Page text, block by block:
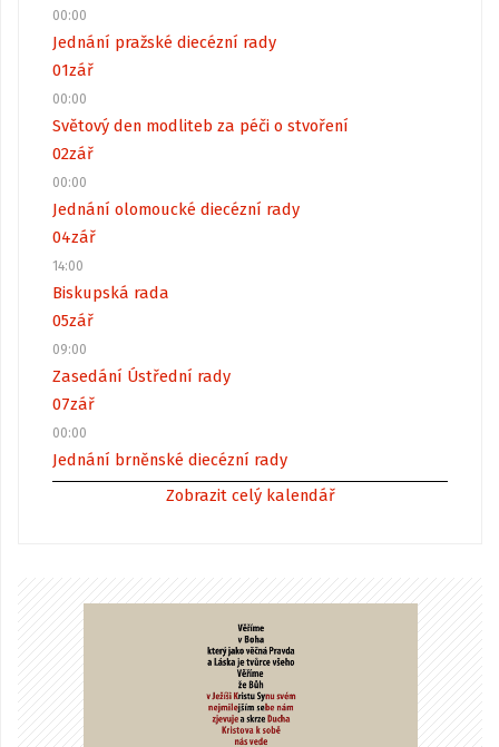
00:00
Jednání pražské diecézní rady
01zář
00:00
Světový den modliteb za péči o stvoření
02zář
00:00
Jednání olomoucké diecézní rady
04zář
14:00
Biskupská rada
05zář
09:00
Zasedání Ústřední rady
07zář
00:00
Jednání brněnské diecézní rady
Zobrazit celý kalendář